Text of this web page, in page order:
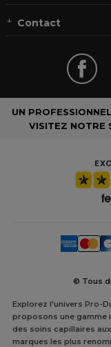
Contact
UN
VISITEZ NOTRE
© Tous
Explorez l'univers Pro-
proposons une gamme
des soins capillaires
marques les plus